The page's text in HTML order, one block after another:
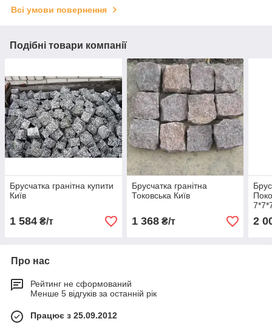
Всі умови повернення
Подібні товари компанії
Брусчатка гранітна купити
Київ
1 584 ₴/т
Брусчатка гранітна
Токовська Київ
1 368₴/т 2
Про нас
Рейтинг не сформований
Менше 5 відгуків за останній рік
Працює з 25.09.2012